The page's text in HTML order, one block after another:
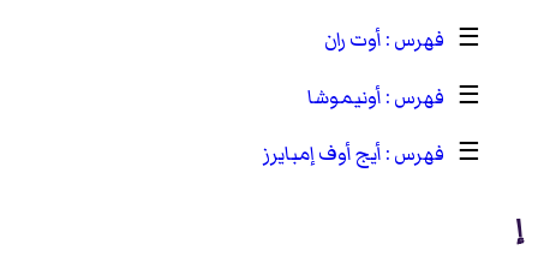
☰
أوت ران
☰
أونيموشا
☰
أيج أوف إمبايرز
إ